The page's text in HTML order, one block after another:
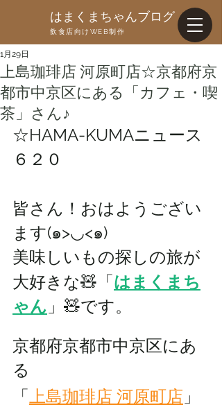
はまくまちゃんブログ
飲食店向けWEB制作
上島珈琲店 河原町店☆京都府京
都市中京区にある「カフェ・喫
茶」さん♪
1月29日
☆HAMA-KUMAニュース
６２０
皆さん！おはようござい
ます(๑>◡<๑)
美味しいもの探しの旅が
大好きな🧸「はまくまち
ゃん 」🧸です。
京都府京都市中京区にあ
る
「上島珈琲店 河原町店 」